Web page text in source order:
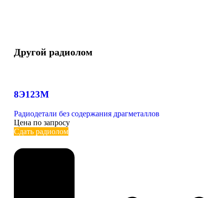
Другой радиолом
8Э123М
Радиодетали без содержания драгметаллов
Цена по запросу
Сдать радиолом